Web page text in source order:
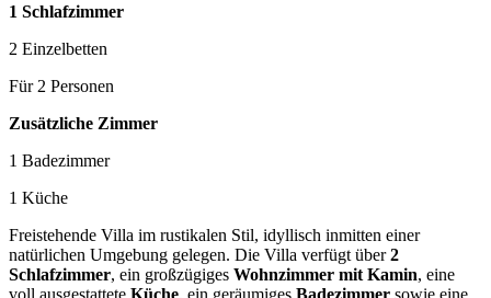
1 Schlafzimmer
2 Einzelbetten
Für 2 Personen
Zusätzliche Zimmer
1 Badezimmer
1 Küche
Freistehende Villa im rustikalen Stil, idyllisch inmitten einer
natürlichen Umgebung gelegen. Die Villa verfügt über2
Schlafzimmer, ein großzügiges Wohnzimmer mit Kamin, eine
voll ausgestattete Küche, ein geräumiges Badezimmer sowie eine